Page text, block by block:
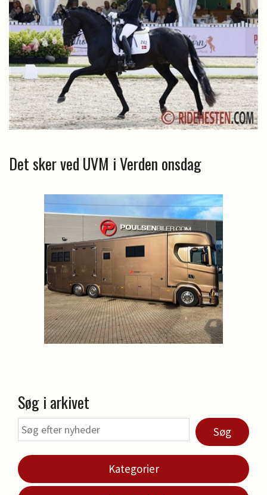
Det sker ved UVM i Verden onsdag
Søg i arkivet
Søg
Kategorier